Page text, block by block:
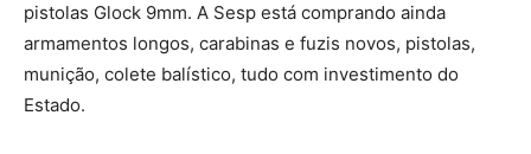
pistolas Glock 9mm. A Sesp está comprando ainda
armamentos longos, carabinas e fuzis novos, pistolas,
munição, colete balístico, tudo com investimento do
Estado.